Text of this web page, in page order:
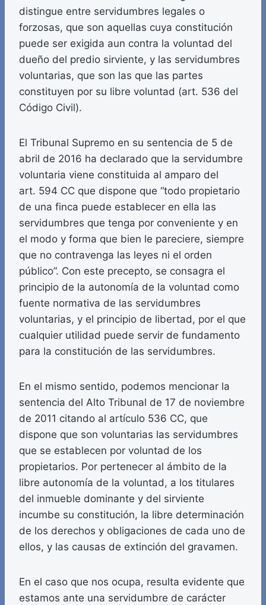
distingue entre servidumbres legales o
forzosas, que son aquellas cuya constitución
puede ser exigida aun contra la voluntad del
dueño del predio sirviente, y las servidumbres
voluntarias, que son las que las partes
constituyen por su libre voluntad (art. 536 del
Código Civil).
El Tribunal Supremo en su sentencia de 5 de
abril de 2016 ha declarado que la servidumbre
voluntaria viene constituida al amparo del
art. 594 CC que dispone que “todo propietario
de una finca puede establecer en ella las
servidumbres que tenga por conveniente y en
el modo y forma que bien le pareciere, siempre
que no contravenga las leyes ni el orden
público”. Con este precepto, se consagra el
principio de la autonomía de la voluntad como
fuente normativa de las servidumbres
voluntarias, y el principio de libertad, por el que
cualquier utilidad puede servir de fundamento
para la constitución de las servidumbres.
En el mismo sentido, podemos mencionar la
sentencia del Alto Tribunal de 17 de noviembre
de 2011 citando al artículo 536 CC, que
dispone que son voluntarias las servidumbres
que se establecen por voluntad de los
propietarios. Por pertenecer al ámbito de la
libre autonomía de la voluntad, a los titulares
del inmueble dominante y del sirviente
incumbe su constitución, la libre determinación
de los derechos y obligaciones de cada uno de
ellos, y las causas de extinción del gravamen.
En el caso que nos ocupa, resulta evidente que
estamos ante una servidumbre de carácter